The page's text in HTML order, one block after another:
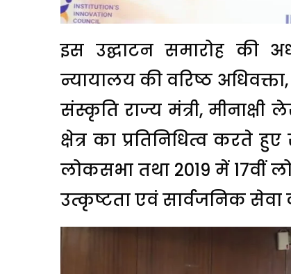
इस उद्घाटन समारोह की
न्यायालय की वरिष्ठ
संस्कृति राज्य मंत्री,
क्षेत्र का प्रतिनिधित्व करते
लोकसभा तथा 2019 में 17वीं
उत्कृष्टता एवं सार्वजनिक सेवा